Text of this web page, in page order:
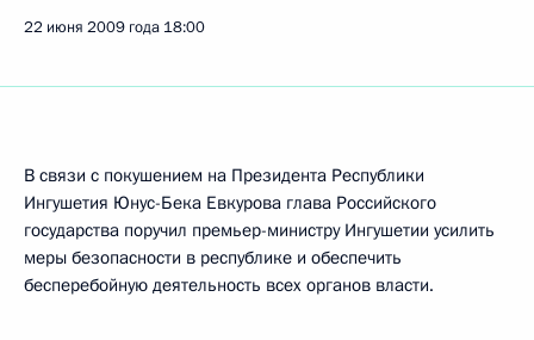
22 июня 2009 года 18:00
В связи с покушением на Президента Республики
Ингушетия Юнус-Бека Евкурова глава Российского
государства поручил премьер-министру Ингушетии усилить
меры безопасности в республике и обеспечить
бесперебойную деятельность всех органов власти.